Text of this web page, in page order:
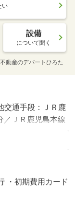
い
設備
について聞く
動産のデパートひろた
交通手段：ＪＲ鹿
／ＪＲ鹿児島本線
静な住宅街に立
クセス便利。ド
お部屋。ぜひお
なし・駐輪場：空
・初期費用カード